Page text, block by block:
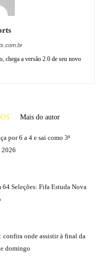
chega a versão 2.0 de seu novo
Mais do autor
por 6 a 4 e sai como 3ª
2026
Seleções: Fifa Estuda Nova
confira onde assistir à final da
domingo